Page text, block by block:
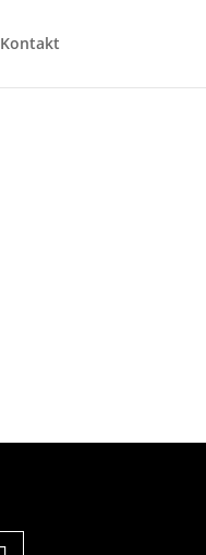
Kontakt